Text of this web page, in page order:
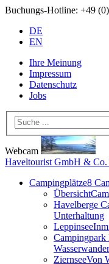
Buchungs-Hotline: +49
DE
EN
Ihre Meinung
Impressum
Datenschutz
Jobs
Webcam
Haveltourist GmbH &
Campingplätze8
Übersicht
Havelberge
Unterhaltung
Leppinsee
Campingpark
ZiernseeVon